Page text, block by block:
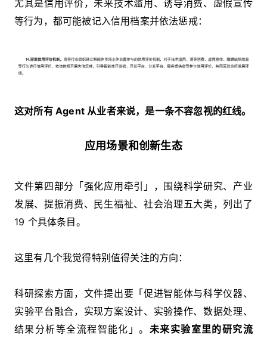
尤其是信用评价，未来技术滥用、诱导消费、虚假宣传
等行为，都可能被记入信用档案并依法惩戒：
这对所有 Agent 从业者来说，是一条不容忽视的红线。
应用场景和创新生态
文件第四部分「强化应用牵引」，围绕科学研究、产业
发展、提振消费、民生福祉、社会治理五大类，列出了
19 个具体条目。
这里有几个我觉得特别值得关注的方向：
科研探索方面，文件提出要「促进智能体与科学仪器、
实验平台融合，实现方案设计、实验操作、数据处理、
结果分析等全流程智能化」。 未来实验室里的研究流